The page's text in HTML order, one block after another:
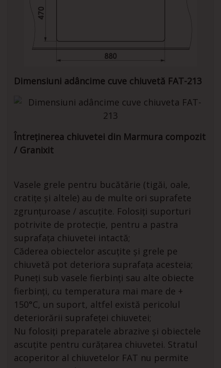
Dimensiuni adâncime cuve chiuvetă FAT-213
Întreținerea chiuvetei din Marmura compozit
/ Granixit
Vasele grele pentru bucătărie (tigăi, oale,
cratițe și altele) au de multe ori suprafete
zgrunțuroase / ascuțite. Folosiți suporturi
potrivite de protecție, pentru a pastra
suprafața chiuvetei intactă;
Căderea obiectelor ascuțite și grele pe
chiuvetă pot deteriora suprafața acesteia;
Puneți sub vasele fierbinți sau alte obiecte
fierbinți, cu temperatura mai mare de +
150°C, un suport, altfel există pericolul
deteriorării suprafeței chiuvetei;
Nu folosiți preparatele abrazive și obiectele
ascuțite pentru curățarea chiuvetei. Stratul
acoperitor al chiuvetelor FAT nu permite